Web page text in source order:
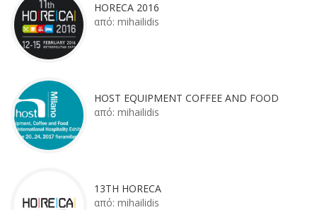
HORECA 2016
από: mihailidis
HOST EQUIPMENT COFFEE AND FOOD
από: mihailidis
13TH HORECA
από: mihailidis